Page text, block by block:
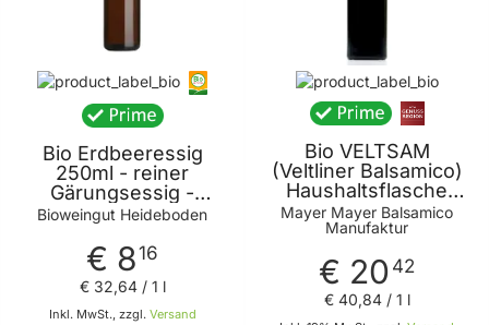
Bio Erdbeeressig
250ml - reiner
Gärungsessig -
fruchtig würziger
heimischen Erbeeren
von Bioweingut
Heideboden
Bioweingut Heideboden
€ 816
Inkl. MwSt., zzgl. Versand
€ 32,64/ 1 l
Bio VELTSAM
(Veltliner Balsamico)
Haushaltsflasche
500ml
Mayer Mayer Balsamico
Manufaktur
€ 20 42
€ 40,84/ 1 l